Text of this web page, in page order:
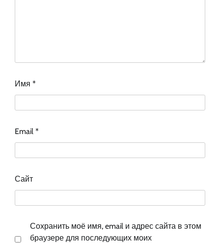
Имя *
Email *
Сайт
Сохранить моё имя, email и адрес сайта в этом
браузере для последующих моих